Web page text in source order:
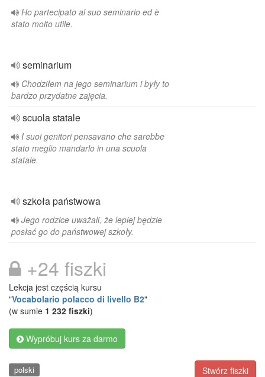
Ho partecipato al suo seminario ed è
stato molto utile.
seminarium
Chodziłem na jego seminarium i były to
bardzo przydatne zajęcia.
scuola statale
I suoi genitori pensavano che sarebbe
stato meglio mandarlo in una scuola
statale.
szkoła państwowa
Jego rodzice uważali, że lepiej będzie
posłać go do państwowej szkoły.
+24 fiszki
Lekcja jest częścią kursu
"Vocabolario polacco di livello B2"
(w sumie 1 232 fiszki)
Wypróbuj kurs za darmo
Stwórz fiszki
polski